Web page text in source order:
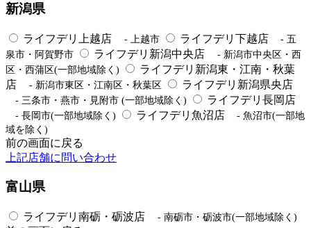
新潟県
ライフデリ上越店 - 上越市 ライフデリ下越店
- 五
泉市・阿賀野市
ライフデリ新潟中央店
- 新潟市中央区・西
区・西蒲区(一部地域除く)
ライフデリ新潟東・江南・秋葉
店
- 新潟市東区・江南区・秋葉区 ライフデリ新潟県央店
- 三条市・燕市・見附市 (一部地域除く) ライフデリ長岡店
- 長岡市(一部地域除く) ライフデリ魚沼店
- 魚沼市(一部地
域を除く)
前の画面に戻る
上記店舗に問い合わせ
富山県
ライフデリ南砺・砺波店 - 南砺市・砺波市(一部地域除く)